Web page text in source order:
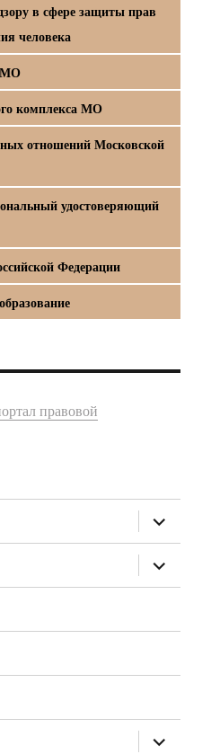
в сфере защиты прав
человека
МО
комплекса МО
отношений Московской
удостоверяющий
Федерации
правовой
раскрыть
дочернее
меню
раскрыть
дочернее
меню
раскрыть